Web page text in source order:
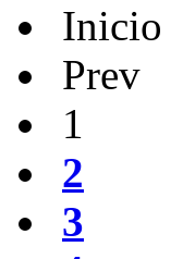
Inicio
Prev
1
2
3